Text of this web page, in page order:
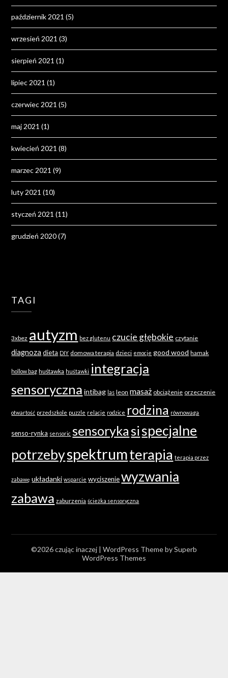
październik 2021 (5)
wrzesień 2021 (3)
sierpień 2021 (1)
lipiec 2021 (1)
czerwiec 2021 (5)
maj 2021 (1)
kwiecień 2021 (8)
marzec 2021 (9)
luty 2021 (10)
styczeń 2021 (11)
grudzień 2020(7)
TAGI
3xbez autyzm bez glutenu czucie głębokie czytanie
diagnoza dieta DIY domowa terapia dzieci emocje good wood hamak
hollow bag huśtawka huśtawki integracja
sensoryczna intibag las leon masaż obciążenie orzeczenie
otwartość przedszkole puzzle relacje rodzice rodzina równowaga
senso-rynka sensoric sensorykasispecjalne
potrzebyspektrumterapia terapia przez
zabawę układanki wsparcie wyciszenie wyzwania
zabawa zaburzenia ścieżka sensoryczna
©2026 czując inaczej | WordPress Theme bySuperb
WordPress Themes